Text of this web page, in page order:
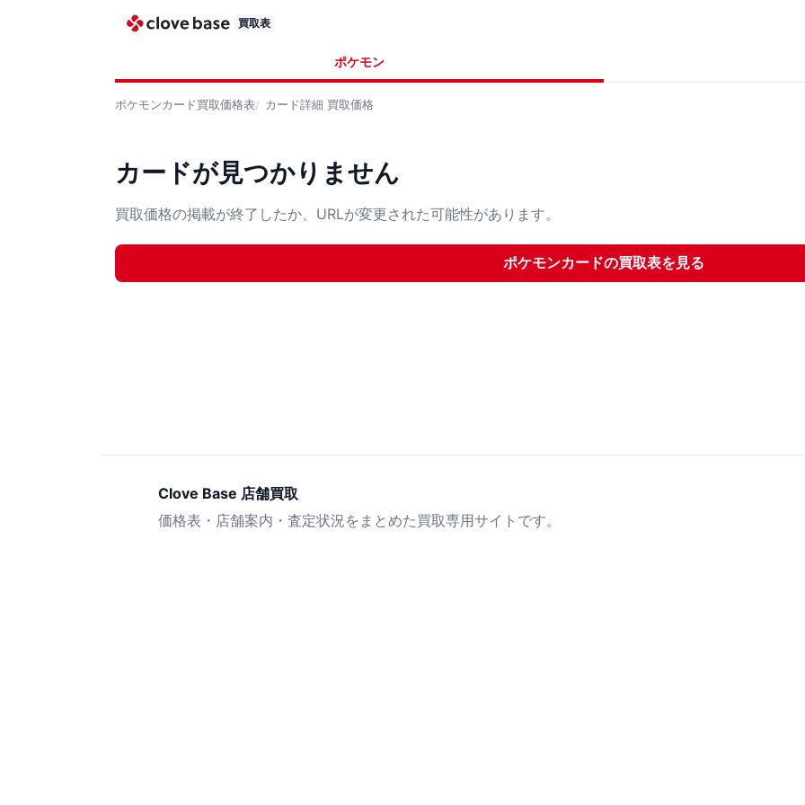
買取表
ポケモン
ポケモンカード買取価格表 カード詳細 買取価格
カードが見つかりません
買取価格の掲載が終了したか、URLが変更された可能性があります。
ポケモンカードの買取表を見る
Clove Base 店舗買取
価格表・店舗案内・査定状況をまとめた買取専用サイトです。